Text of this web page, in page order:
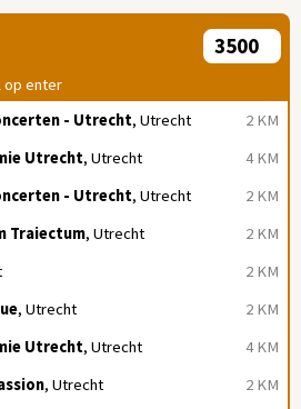
op enter
2 KM
- Utrecht, Utrecht
4 KM
Utrecht, Utrecht
2 KM
- Utrecht, Utrecht
2 KM
Traiectum, Utrecht
2 KM
2 KM
, Utrecht
4 KM
Utrecht, Utrecht
2 KM
, Utrecht